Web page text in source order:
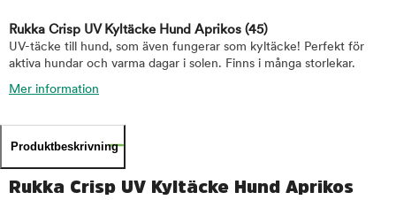
Rukka Crisp UV Kyltäcke Hund Aprikos (45)
UV-täcke till hund, som även fungerar som kyltäcke! Perfekt för
aktiva hundar och varma dagar i solen. Finns i många storlekar.
Mer information
Produktbeskrivning
Rukka Crisp UV Kyltäcke Hund Aprikos